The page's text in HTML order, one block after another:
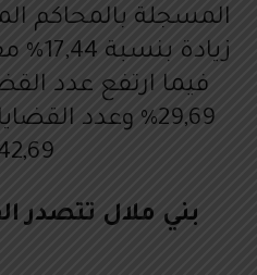
المسجلة بالمحاكم
فيما ارتفع عدد
29,69% وعدد
بني ملال تتصدر